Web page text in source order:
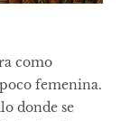
como
femenina.
donde se